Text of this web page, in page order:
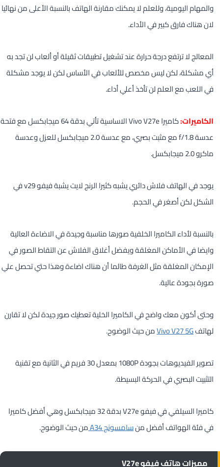
والمهام اليومية، وللعلم لا يمكنك مقارنة الهاتف بالنسبة الأعلى من نهائيا
لان هناك فارق كبير في الأداء.
المعالج لا ترتفع درجة حرارة عند تشغيل تطبيقات ثقيلة أو ألعاب لن تجد به
أي مشكلة، لكن ليس مخصص للألعاب في الأساس لكن لا يوجد مشكلة
في اللعب مع العلم لن تأخذ أعلي أداء.
الكاميرات:
كاميرا Vivo V27e الاساسية تأتي بدقة 64 ميجابكسل مع فتحة
عدسة 1.8/f مع مثبت بصري، مع عدسة 2.0 ميجابكسل للعزل وعدسة
ماكرو 2.0 ميجابكسل.
يوجد في الهاتف فلاش دائري يشبه كثيرا الرنج لايت يشبة فيفو v29 في
الشكل لكن أصغر في الحجم.
بالنسبة لأداء الكاميرا الخلفية صورها مناسبة وجيدة في الاضاءة العالية
وايضا في الأماكن المغلقة ويفضل أغلاق الفلاش عن التقاط الصور في
الإمكان المغلقة مثل الغرفة طالما أن هناك اضاءة وهذا حتي تحصل علي
صورة بجودة عالية.
وحتى أكون معك واضح في الكاميرا الخلية تعطيك صور جيدة لكن لا تقارن
لهاتفVivo V27 5Gمن حيث الوضوح.
تصوير الفيديوهات بجودة 1080P بمعدل 30 فريم في الثانية مع تقنية
التثبيت البصري في الحركة البسيطة.
كاميرا السيلفي في فيفو V27e بدقة 32 ميجابكسل وهي أفضل كاميرا
في فئة الهواتف أفضل منسامسونج A34 من حيث الوضوح.
مميزات هاتف فيفو V27e